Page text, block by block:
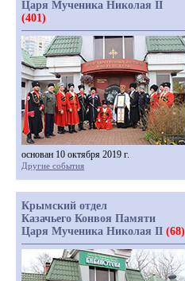
Царя Мученика Николая II
(401)
основан 10 октября 2019 г.
Другие события
Крымский отдел
Казачьего Конвоя Памяти
Царя Мученика Николая II (68)